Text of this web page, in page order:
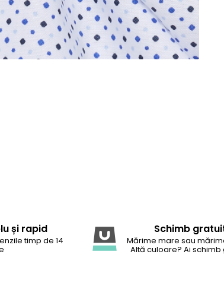
și rapid
timp de 14
Schimb
Mărime mare sau
Altă culoare? Ai schimb